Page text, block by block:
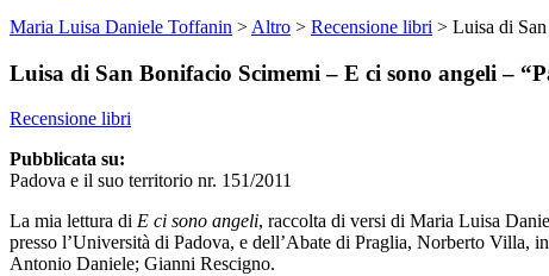
Maria Luisa Daniele Toffanin > Altro > Recensione libri > Luisa di
Luisa di San Bonifacio Scimemi – E ci sono angeli –
Recensione libri
Pubblicata su:
Padova e il suo territorio nr. 151/2011
La mia lettura di E ci sono angeli, raccolta di versi di Maria Luisa
presso l’Università di Padova, e dell’Abate di Praglia, Norberto Villa,
Antonio Daniele; Gianni Rescigno.